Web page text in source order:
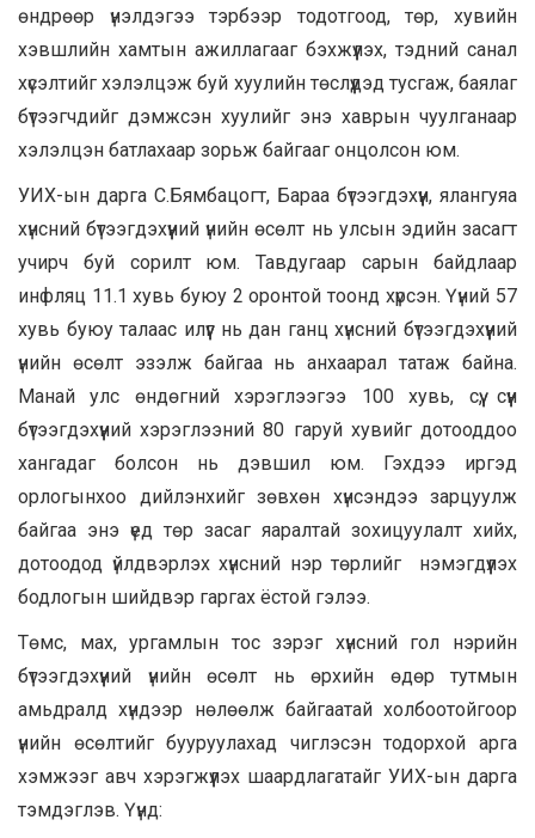
өндрөөр үнэлдэгээ тэрбээр тодотгоод, төр, хувийн
хэвшлийн хамтын ажиллагааг бэхжүүлэх, тэдний санал
хүсэлтийг хэлэлцэж буй хуулийн төслүүдэд тусгаж, баялаг
бүтээгчдийг дэмжсэн хуулийг энэ хаврын чуулганаар
хэлэлцэн батлахаар зорьж байгааг онцолсон юм.
УИХ-ын дарга С.Бямбацогт, Бараа бүтээгдэхүүн, ялангуяа
хүнсний бүтээгдэхүүний үнийн өсөлт нь улсын эдийн засагт
учирч буй сорилт юм. Тавдугаар сарын байдлаар
инфляц 11.1 хувь буюу 2 оронтой тоонд хүрсэн. Үүний 57
хувь буюу талаас илүүг нь дан ганц хүнсний бүтээгдэхүүний
үнийн өсөлт эзэлж байгаа нь анхаарал татаж байна.
Манай улс өндөгний хэрэглээгээ 100 хувь, сүү, сүүн
бүтээгдэхүүний хэрэглээний 80 гаруй хувийг дотооддоо
хангадаг болсон нь дэвшил юм. Гэхдээ иргэд
орлогынхоо дийлэнхийг зөвхөн хүнсэндээ зарцуулж
байгаа энэ үед төр засаг яаралтай зохицуулалт хийх,
дотоодод үйлдвэрлэх хүнсний нэр төрлийг нэмэгдүүлэх
бодлогын шийдвэр гаргах ёстой гэлээ.
Төмс, мах, ургамлын тос зэрэг хүнсний гол нэрийн
бүтээгдэхүүний үнийн өсөлт нь өрхийн өдөр тутмын
амьдралд хүндээр нөлөөлж байгаатай холбоотойгоор
үнийн өсөлтийг бууруулахад чиглэсэн тодорхой арга
хэмжээг авч хэрэгжүүлэх шаардлагатайг УИХ-ын дарга
тэмдэглэв. Үүнд: